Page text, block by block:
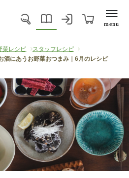
menu
菜レシピ
スタッフレシピ
酒にあうお野菜おつまみ｜6月のレシピ